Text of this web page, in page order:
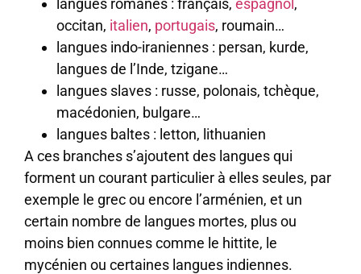
langues romanes : français, espagnol,
occitan, italien, portugais, roumain…
langues indo-iraniennes : persan, kurde,
langues de l’Inde, tzigane…
langues slaves : russe, polonais, tchèque,
macédonien, bulgare…
langues baltes : letton, lithuanien
A ces branches s’ajoutent des langues qui
forment un courant particulier à elles seules, par
exemple le grec ou encore l’arménien, et un
certain nombre de langues mortes, plus ou
moins bien connues comme le hittite, le
mycénien ou certaines langues indiennes.